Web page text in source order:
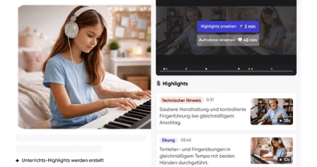
Yuna
Klavier / Piano / Flügel
Camilla
Klavier / Piano / Flügel
Negin
Klavier / Piano / Flügel
Katarzyna
Klavier / Piano / Flügel